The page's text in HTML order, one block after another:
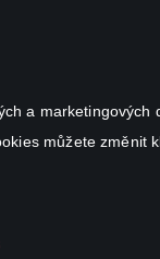
a
můžete